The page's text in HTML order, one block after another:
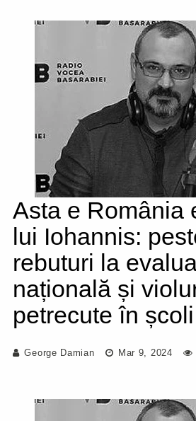
Asta e România
lui Iohannis:
rebuturi la
națională și
petrecute în școli
George Damian Mar 9, 2024